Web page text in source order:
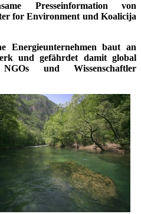
Presseinformation von
for Environment und Koalicija
Energieunternehmen baut an
und gefährdet damit global
und Wissenschaftler